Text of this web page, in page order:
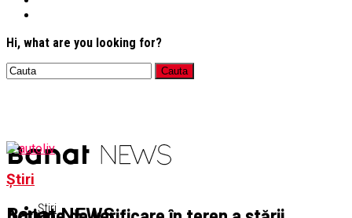
Hi, what are you looking for?
Știri
Știri